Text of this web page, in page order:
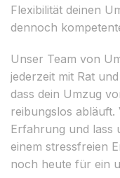
Flexibilität deinen
dennoch
Unser Team von
jederzeit mit Rat
dass dein Umzug
reibungslos
Erfahrung und lass
einem stressfreien
noch heute für ein